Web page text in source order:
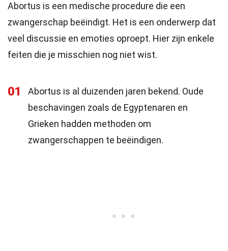
Abortus is een medische procedure die een
zwangerschap beëindigt. Het is een onderwerp dat
veel discussie en emoties oproept. Hier zijn enkele
feiten die je misschien nog niet wist.
01
Abortus is al duizenden jaren bekend. Oude
beschavingen zoals de Egyptenaren en
Grieken hadden methoden om
zwangerschappen te beëindigen.